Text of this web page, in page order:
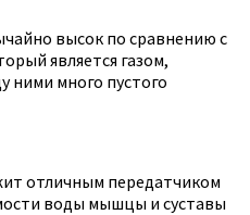
высок по сравнению с
является газом,
ними много пустого
отличным передатчиком
воды мышцы и суставы